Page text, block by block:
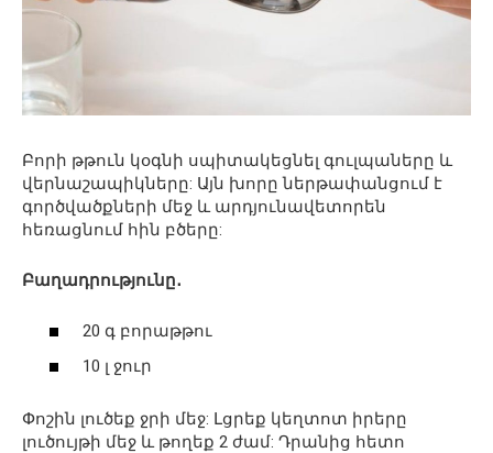
Բորի թթուն կօգնի սպիտակեցնել գուլպաները և
վերնաշապիկները: Այն խորը ներթափանցում է
գործվածքների մեջ և արդյունավետորեն
հեռացնում հին բծերը:
Բաղադրությունը․
20 գ բորաթթու
10 լ ջուր
Փոշին լուծեք ջրի մեջ: Լցրեք կեղտոտ իրերը
լուծույթի մեջ և թողեք 2 ժամ: Դրանից հետո